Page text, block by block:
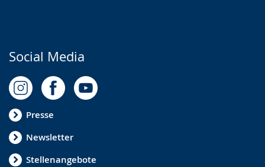
Social Media
Presse
Newsletter
Stellenangebote